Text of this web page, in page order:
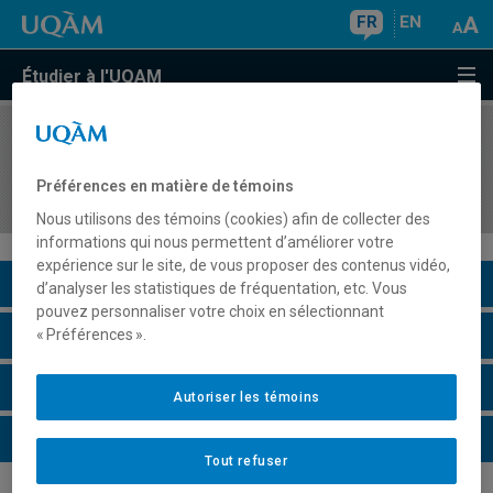
FR EN
Étudier à l'UQAM
COURS//
travail I
Description du cours
Horaire - Été 2026
Horaire - Automne 2026
Horaire - Hiver 2027
Préférences en matière de témoins
Nous utilisons des témoins (cookies) afin de collecter des
informations qui nous permettent d’améliorer votre
expérience sur le site, de vous proposer des contenus vidéo,
d’analyser les statistiques de fréquentation, etc. Vous
pouvez personnaliser votre choix en sélectionnant
« Préférences ».
Tout refuser
Autoriser les témoins